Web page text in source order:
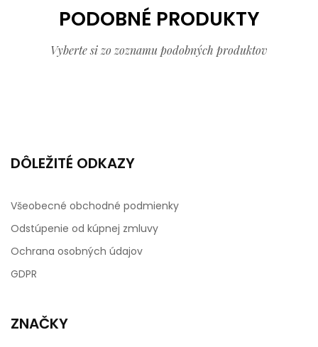
PODOBNÉ PRODUKTY
Vyberte si zo zoznamu podobných produktov
DÔLEŽITÉ ODKAZY
Všeobecné obchodné podmienky
Odstúpenie od kúpnej zmluvy
Ochrana osobných údajov
GDPR
ZNAČKY